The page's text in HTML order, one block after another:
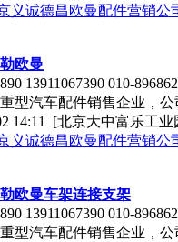
义诚德昌欧曼配件营销公
欧曼
13911067390 010-
型汽车配件销售企业，公
14:11 [北京大中富乐工业
义诚德昌欧曼配件营销公
欧曼车架连接支架
13911067390 010-
型汽车配件销售企业，公